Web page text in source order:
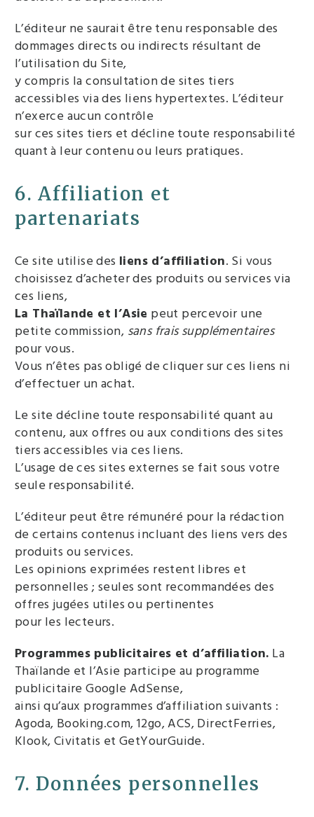
L’éditeur ne saurait être tenu responsable des
dommages directs ou indirects résultant de
l’utilisation du Site,
y compris la consultation de sites tiers
accessibles via des liens hypertextes. L’éditeur
n’exerce aucun contrôle
sur ces sites tiers et décline toute responsabilité
quant à leur contenu ou leurs pratiques.
6. Affiliation et
partenariats
Ce site utilise des liens d’affiliation. Si vous
choisissez d’acheter des produits ou services via
ces liens,
La Thaïlande et l’Asie peut percevoir une
petite commission, sans frais supplémentaires
pour vous.
Vous n’êtes pas obligé de cliquer sur ces liens ni
d’effectuer un achat.
Le site décline toute responsabilité quant au
contenu, aux offres ou aux conditions des sites
tiers accessibles via ces liens.
L’usage de ces sites externes se fait sous votre
seule responsabilité.
L’éditeur peut être rémunéré pour la rédaction
de certains contenus incluant des liens vers des
produits ou services.
Les opinions exprimées restent libres et
personnelles ; seules sont recommandées des
offres jugées utiles ou pertinentes
pour les lecteurs.
Programmes publicitaires et d’affiliation. La
Thaïlande et l’Asie participe au programme
publicitaire Google AdSense,
ainsi qu’aux programmes d’affiliation suivants :
Agoda, Booking.com, 12go, ACS, DirectFerries,
Klook, Civitatis et GetYourGuide.
7. Données personnelles